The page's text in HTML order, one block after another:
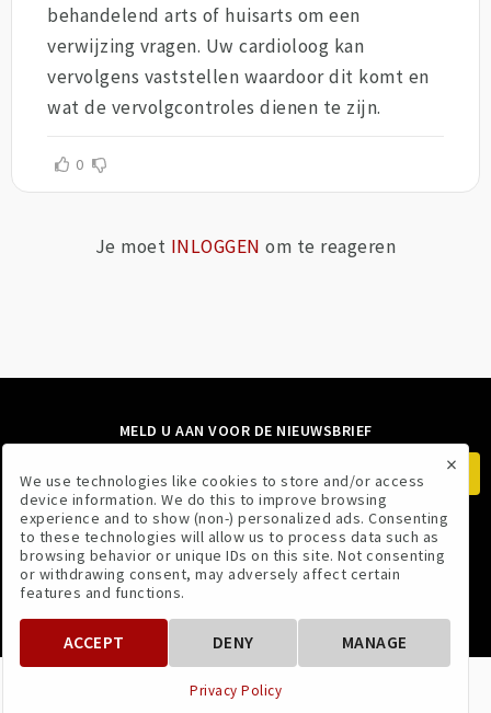
behandelend arts of huisarts om een
verwijzing vragen. Uw cardioloog kan
vervolgens vaststellen waardoor dit komt en
wat de vervolgcontroles dienen te zijn.
0
Je moet INLOGGEN om te reageren
MELD U AAN VOOR DE NIEUWSBRIEF
VOLG ONS
VOORWAARDEN PRIVACYBELEID
×
We use technologies like cookies to store and/or access
device information. We do this to improve browsing
experience and to show (non-) personalized ads. Consenting
to these technologies will allow us to process data such as
browsing behavior or unique IDs on this site. Not consenting
or withdrawing consent, may adversely affect certain
features and functions.
ACCEPT DENY MANAGE
Privacy Policy